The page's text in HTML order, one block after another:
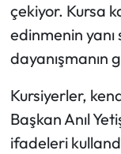
çekiyor. Kursa
edinmenin
dayanışmanın
Kursiyerler,
Başkan Anıl
ifadeleri